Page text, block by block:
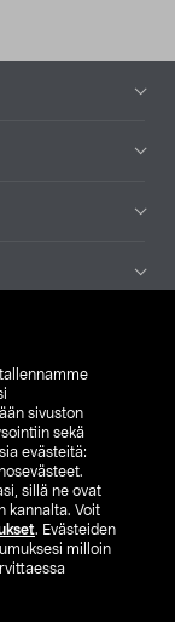
sivuston
sekä
evästeitä:
sillä ne ovat
kannalta. Voit
. Evästeiden
milloin